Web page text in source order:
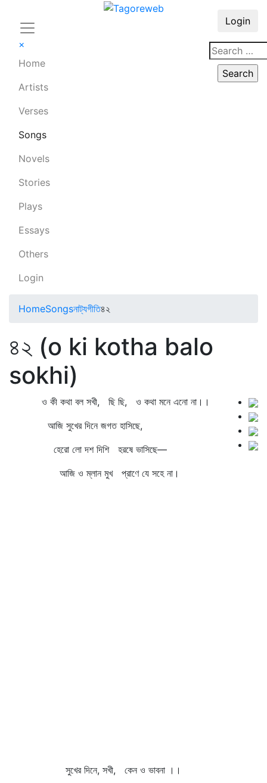
×
Home
Artists
Verses
Songs
Novels
Stories
Plays
Essays
Others
Login
Login
HomeSongsনাট্যগীতি৪২
৪২ (o ki kotha balo
sokhi)
ও কী কথা বল সখী, ছি ছি, ও কথা মনে এনো না।।
আজি সুখের দিনে জগত হাসিছে,
হেরো লো দশ দিশি হরষে ভাসিছে—
আজি ও ম্লান মুখ প্রাণে যে সহে না।
সুখের দিনে, সখী, কেন ও ভাবনা ।।